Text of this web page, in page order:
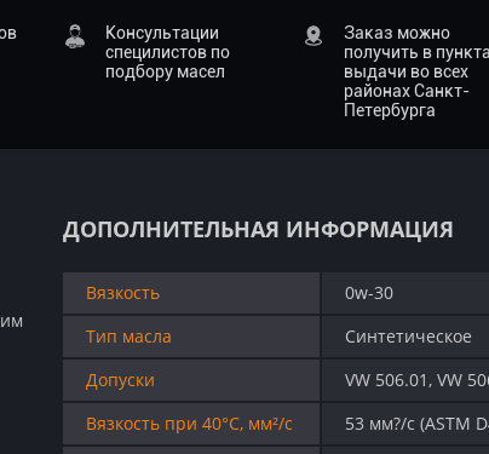
Консультации
специлистов по
подбору масел
Заказ можно
получить в
выдачи во всех
районах Санкт-
Петербурга
ДОПОЛНИТЕЛЬНАЯ ИНФОРМАЦИЯ
Вязкость
0w-30
Тип масла
Синтетическое
Допуски
VW 506.01, VW
Вязкость при 40°C, мм²/с
53 мм?/с (ASTM